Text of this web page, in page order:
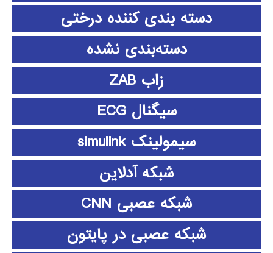
دسته بندی کننده درختی
دسته‌بندی نشده
زاب ZAB
سیگنال ECG
سیمولینک simulink
شبکه آدلاین
شبکه عصبی CNN
شبکه عصبی در پایتون